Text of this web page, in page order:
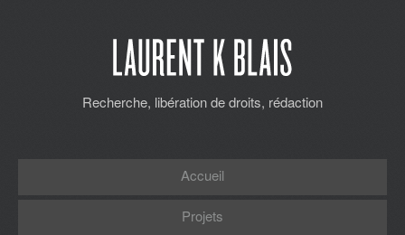
Recherche, libération de droits, rédaction
Accueil
Projets